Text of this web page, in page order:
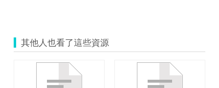
其他人也看了這些資源